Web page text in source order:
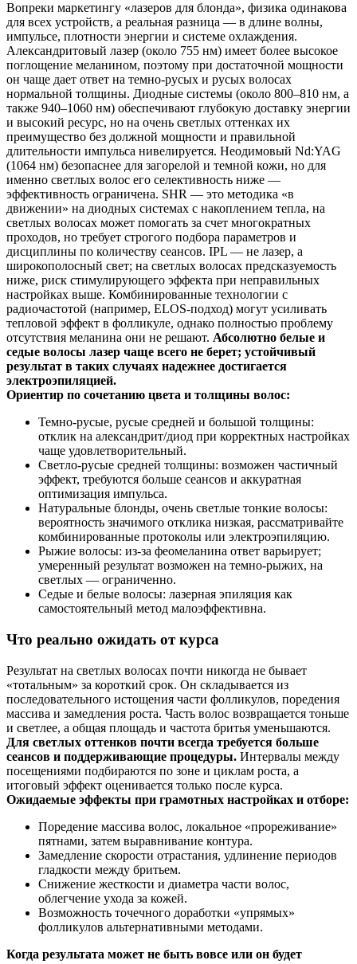
Вопреки маркетингу «лазеров для блонда», физика одинакова
для всех устройств, а реальная разница — в длине волны,
импульсе, плотности энергии и системе охлаждения.
Александритовый лазер (около 755 нм) имеет более высокое
поглощение меланином, поэтому при достаточной мощности
он чаще дает ответ на темно‑русых и русых волосах
нормальной толщины. Диодные системы (около 800–810 нм, а
также 940–1060 нм) обеспечивают глубокую доставку энергии
и высокий ресурс, но на очень светлых оттенках их
преимущество без должной мощности и правильной
длительности импульса нивелируется. Неодимовый Nd:YAG
(1064 нм) безопаснее для загорелой и темной кожи, но для
именно светлых волос его селективность ниже —
эффективность ограничена. SHR — это методика «в
движении» на диодных системах с накоплением тепла, на
светлых волосах может помогать за счет многократных
проходов, но требует строгого подбора параметров и
дисциплины по количеству сеансов. IPL — не лазер, а
широкополосный свет; на светлых волосах предсказуемость
ниже, риск стимулирующего эффекта при неправильных
настройках выше. Комбинированные технологии с
радиочастотой (например, ELOS‑подход) могут усиливать
тепловой эффект в фолликуле, однако полностью проблему
отсутствия меланина они не решают. Абсолютно белые и
седые волосы лазер чаще всего не берет; устойчивый
результат в таких случаях надежнее достигается
электроэпиляцией.
Ориентир по сочетанию цвета и толщины волос:
Темно‑русые, русые средней и большой толщины:
отклик на александрит/диод при корректных настройках
чаще удовлетворительный.
Светло‑русые средней толщины: возможен частичный
эффект, требуются больше сеансов и аккуратная
оптимизация импульса.
Натуральные блонды, очень светлые тонкие волосы:
вероятность значимого отклика низкая, рассматривайте
комбинированные протоколы или электроэпиляцию.
Рыжие волосы: из‑за феомеланина ответ варьирует;
умеренный результат возможен на темно‑рыжих, на
светлых — ограниченно.
Седые и белые волосы: лазерная эпиляция как
самостоятельный метод малоэффективна.
Что реально ожидать от курса
Результат на светлых волосах почти никогда не бывает
«тотальным» за короткий срок. Он складывается из
последовательного истощения части фолликулов, поредения
массива и замедления роста. Часть волос возвращается тоньше
и светлее, а общая площадь и частота бритья уменьшаются.
Для светлых оттенков почти всегда требуется больше
сеансов и поддерживающие процедуры. Интервалы между
посещениями подбираются по зоне и циклам роста, а
итоговый эффект оценивается только после курса.
Ожидаемые эффекты при грамотных настройках и отборе:
Поредение массива волос, локальное «прореживание»
пятнами, затем выравнивание контура.
Замедление скорости отрастания, удлинение периодов
гладкости между бритьем.
Снижение жесткости и диаметра части волос,
облегчение ухода за кожей.
Возможность точечного доработки «упрямых»
фолликулов альтернативными методами.
Когда результата может не быть вовсе или он будет